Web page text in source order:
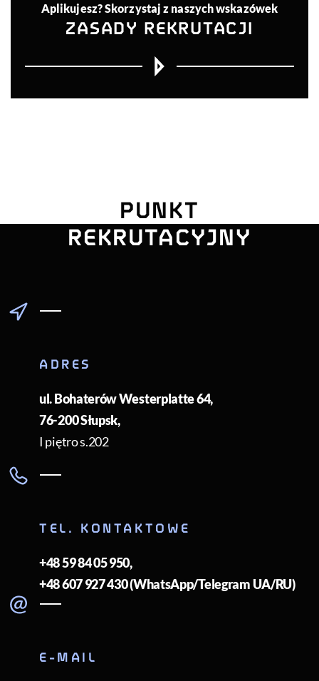
Aplikujesz? Skorzystaj z naszych wskazówek
ZASADY REKRUTACJI
POMORSKI
PUNKT
REKRUTACYJNY
ADRES
ul. Bohaterów Westerplatte 64,
76-200Słupsk,
I piętro s.202
TEL. KONTAKTOWE
+48 59 84 05 950,
+48 607 927 430 (WhatsApp/Telegram UA/RU)
E-MAIL